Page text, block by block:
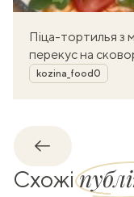
Піца-тортилья з
перекус на
Автор
kozina_food0
Назад
Схожі